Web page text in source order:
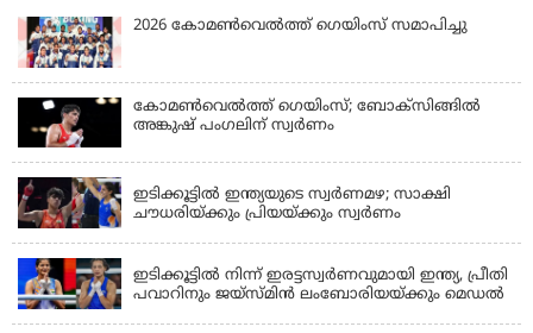
2026 കോമണ്‍വെല്‍ത്ത് ഗെയിംസ് സമാപിച്ചു
കോമണ്‍വെല്‍ത്ത് ഗെയിംസ്; ബോക്‌സിങ്ങില്‍
അങ്കുഷ് പംഗലിന് സ്വര്‍ണം
ഇടിക്കൂട്ടിൽ ഇന്ത്യയുടെ സ്വർണമഴ; സാക്ഷി
ചൗധരിയ്ക്കും പ്രിയയ്ക്കും സ്വർണം
ഇടിക്കൂട്ടിൽ നിന്ന് ഇരട്ടസ്വർണവുമായി ഇന്ത്യ, പ്രീതി
പവാറിനും ജയ്സ്മിന്‍ ലംബോരിയയ്ക്കും മെഡൽ